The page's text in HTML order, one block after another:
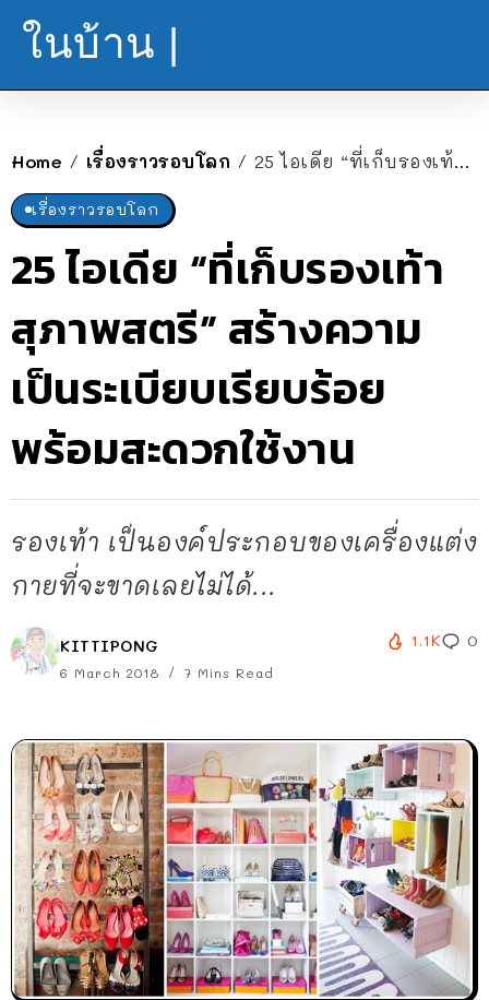
ในบ้าน |
Home / เรื่องราวรอบโลก / 25 ไอเดีย “ที่เก็บรองเท้าสุภาพสตรี” สร้างความเป็นระเบียบเรียบร้อย พร้อมสะดวกใช้งาน
เรื่องราวรอบโลก
25 ไอเดีย “ที่เก็บรองเท้า
สุภาพสตรี” สร้างความ
เป็นระเบียบเรียบร้อย
พร้อมสะดวกใช้งาน
รองเท้า เป็นองค์ประกอบของเครื่องแต่ง
กายที่จะขาดเลยไม่ได้...
KITTIPONG
6 March 2018 7 Mins Read
1.1K 0